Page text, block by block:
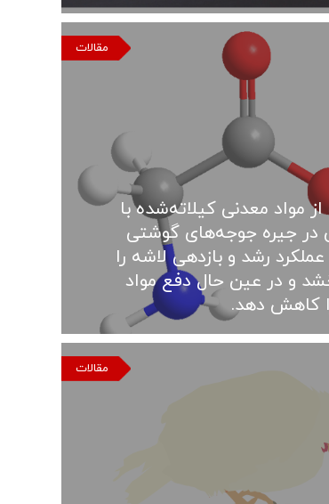
مواد معدنی کیلاته‌شده با
در جیره جوجه‌های گوشتی
رشد و بازدهی لاشه را
و در عین حال دفع مواد
کاهش دهد.
مقالات
مقالات